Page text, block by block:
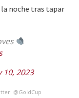
noche tras tapar
10, 2023
@GoldCup